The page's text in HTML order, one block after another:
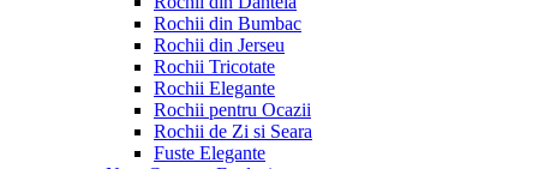
Rochii din Bumbac
Rochii din Jerseu
Rochii Tricotate
Rochii Elegante
Rochii pentru Ocazii
Rochii de Zi si Seara
Fuste Elegante